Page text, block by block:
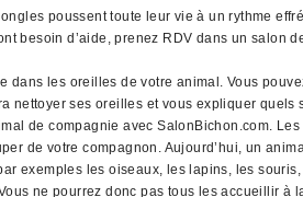
poussent toute leur vie à un rythme
besoin d’aide, prenez RDV dans un
dans les oreilles de votre animal. Vous
nettoyer ses oreilles et vous expliquer
de compagnie avec SalonBichon.com.
de votre compagnon. Aujourd’hui, un
exemples les oiseaux, les lapins, les
ne pourrez donc pas tous les accueillir